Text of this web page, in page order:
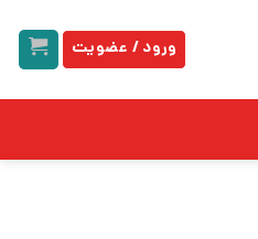
ورود / عضویت